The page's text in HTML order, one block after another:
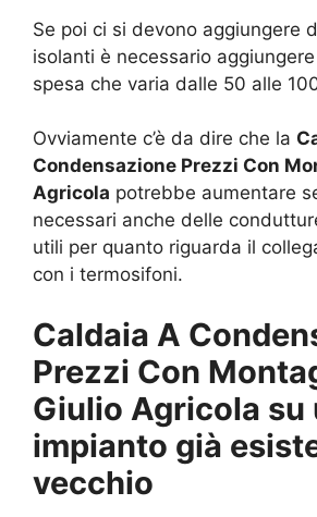
Se poi ci si devono aggiungere
isolanti è necessario
spesa che varia dalle 50 alle
Ovviamente c’è da dire che la
Condensazione Prezzi Con
Agricola potrebbe aumentare
necessari anche delle
utili per quanto riguarda il
con i termosifoni.
Caldaia A
Prezzi Con
Giulio Agricola su
impianto già
vecchio